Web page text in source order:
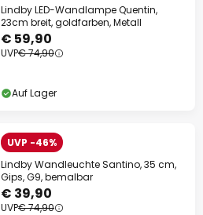
Lindby LED-Wandlampe Quentin,
23cm breit, goldfarben, Metall
€ 59,90
UVP€ 74,90
Auf Lager
UVP -46%
Lindby Wandleuchte Santino, 35 cm,
Gips, G9, bemalbar
€ 39,90
UVP€ 74,90